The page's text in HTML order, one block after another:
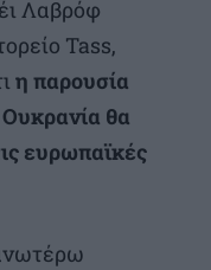
Λαβρόφ
Tass,
η παρουσία
θα
ευρωπαϊκές